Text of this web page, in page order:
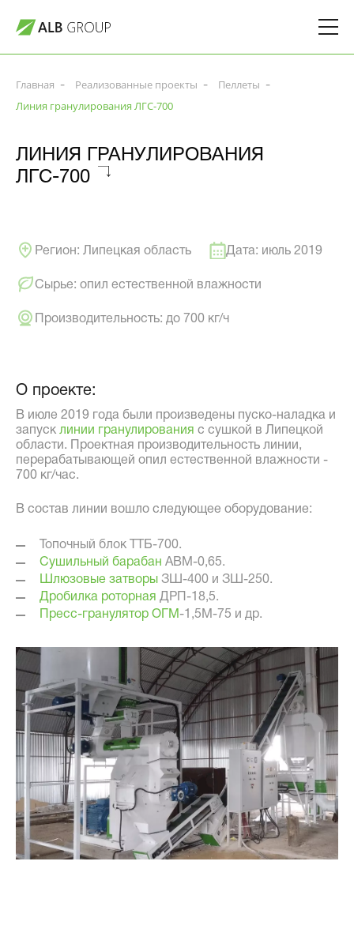
Главная Реализованные проекты
Пеллеты
Линия гранулирования ЛГС-700
ЛИНИЯ ГРАНУЛИРОВАНИЯ
ЛГС-700
Регион: Липецкая область Дата: июль 2019
Сырье: опил естественной влажности
Производительность: до 700 кг/ч
О проекте:
В июле 2019 года были произведены пуско-наладка и
запуск линии гранулирования с сушкой в Липецкой
области. Проектная производительность линии,
перерабатывающей опил естественной влажности -
700 кг/час.
В состав линии вошло следующее оборудование:
Топочный блок ТТБ-700.
Сушильный барабан АВМ-0,65.
Шлюзовые затворы ЗШ-400 и ЗШ-250.
Дробилка роторная ДРП-18,5.
Пресс-гранулятор ОГМ -1,5М-75 и др.